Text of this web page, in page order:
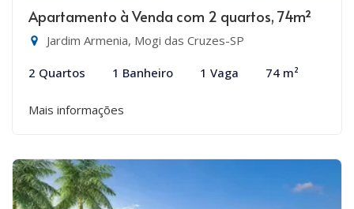
Apartamento à Venda com 2 quartos, 74m²
Jardim Armenia, Mogi das Cruzes-SP
2 Quartos 1 Banheiro 1 Vaga 74 m²
Mais informações